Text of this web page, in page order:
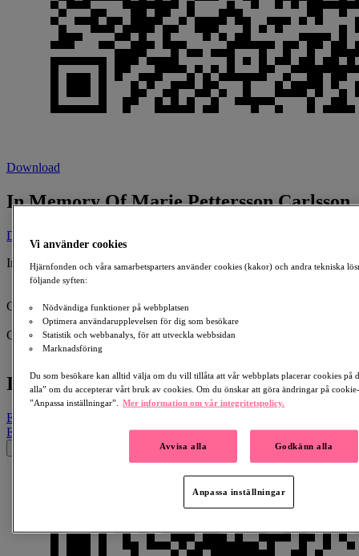
Download
In Memory Of Marie Pettersson Carlsson
Donate
In Memory Of:
Marie Pettersson Carlsson
Created By:
Tess Forsman
Collecting for:
ALS
In Memory Of Marie Pettersson Carlsson
Email
Email
Whatsapp QR Code Copy Link
Vi använder cookies
Hjärnfonden och våra samarbetsparters använder cookies (kakor) och andra tekniska
följande syften:
Nödvändiga funktioner på webbplatsen
Optimera användarupplevelsen för dig som besökare
Statistik och webbanalys, för att utveckla webbsidan
Marknadsföring
Du som besökare kan alltid välja om du vill tillåta att vår webbplats placerar cookies på
alla” om du accepterar vårt bruk av cookies. Om du önskar att göra ändringar på
”Anpassa inställningar”.
Mer information om vår integritetspolicy.
Avvisa alla Godkänn alla
Anpassa inställningar